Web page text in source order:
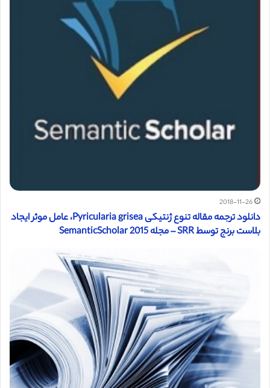
2018-11-26
دانلود ترجمه مقاله تنوع ژنتيکی Pyricularia grisea، عامل موثر ایجاد
بلاست برنج توسط SRR – مجله SemanticScholar 2015